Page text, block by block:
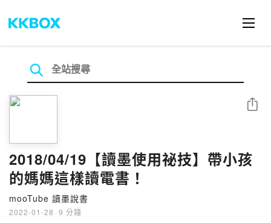
2018/04/19【讀墨使用祕技】帶小孩
的媽媽這樣讀電書！
mooTube 讀墨說書
2022-01-28 · 9 分鐘
分享